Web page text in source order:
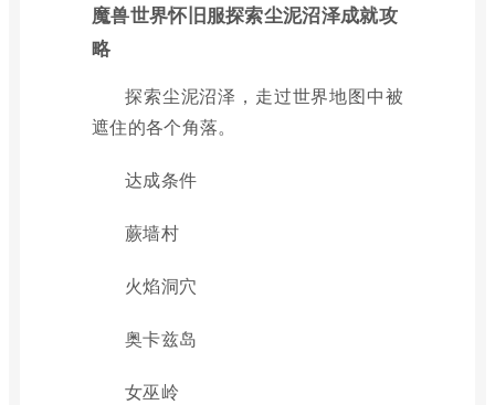
魔兽世界怀旧服探索尘泥沼泽成就攻
略
探索尘泥沼泽，走过世界地图中被
遮住的各个角落。
达成条件
蕨墙村
火焰洞穴
奥卡兹岛
女巫岭